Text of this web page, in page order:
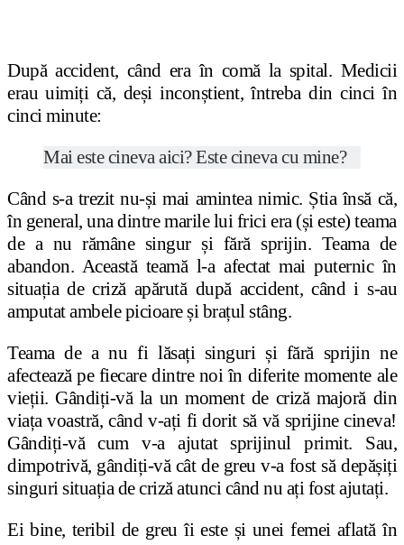
După accident, când era în comă la spital. Medicii
erau uimiți că, deși inconștient, întreba din cinci în
cinci minute:
Mai este cineva aici? Este cineva cu mine?
Când s-a trezit nu-și mai amintea nimic. Știa însă că,
în general, una dintre marile lui frici era (și este) teama
de a nu rămâne singur și fără sprijin. Teama de
abandon. Această teamă l-a afectat mai puternic în
situația de criză apărută după accident, când i s-au
amputat ambele picioare și brațul stâng.
Teama de a nu fi lăsați singuri și fără sprijin ne
afectează pe fiecare dintre noi în diferite momente ale
vieții. Gândiți-vă la un moment de criză majoră din
viața voastră, când v-ați fi dorit să vă sprijine cineva!
Gândiți-vă cum v-a ajutat sprijinul primit. Sau,
dimpotrivă, gândiți-vă cât de greu v-a fost să depășiți
singuri situația de criză atunci când nu ați fost ajutați.
Ei bine, teribil de greu îi este și unei femei aflată în